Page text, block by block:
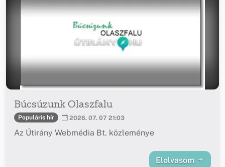
Búcsúzunk Olaszfalu
Populáris hír 2026. 07. 07 21:03
Az Útirány Webmédia Bt. közleménye
Elolvasom